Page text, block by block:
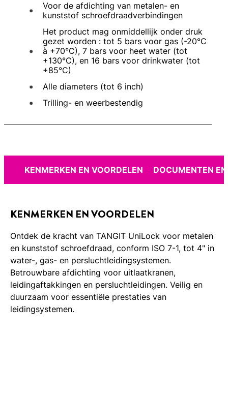
Voor de afdichting van metalen- en
kunststof schroefdraadverbindingen
Het product mag onmiddellijk onder druk
gezet worden : tot 5 bars voor gas (-20°C
à +70°C), 7 bars voor heet water (tot
+130°C), en 16 bars voor drinkwater (tot
+85°C)
Alle diameters (tot 6 inch)
Trilling- en weerbestendig
KENMERKEN EN VOORDELEN DOCUMENTEN
KENMERKEN EN VOORDELEN
Ontdek de kracht van TANGIT UniLock voor metalen
en kunststof schroefdraad, conform ISO 7-1, tot 4" in
water-, gas- en persluchtleidingsystemen.
Betrouwbare afdichting voor uitlaatkranen,
leidingaftakkingen en persluchtleidingen. Veilig en
duurzaam voor essentiële prestaties van
leidingsystemen.